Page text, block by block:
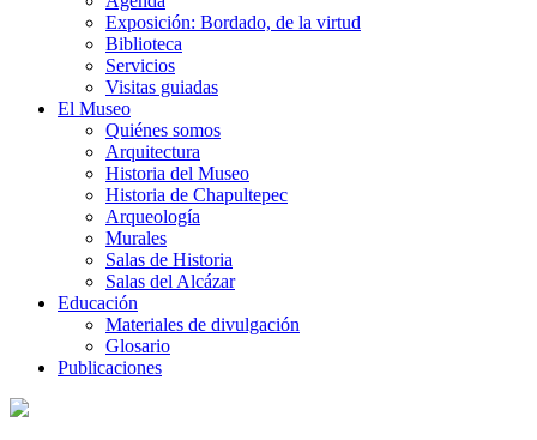
Exposición: Bordado, de la virtud
Biblioteca
Servicios
Visitas guiadas
El Museo
Quiénes somos
Arquitectura
Historia del Museo
Historia de Chapultepec
Arqueología
Murales
Salas de Historia
Salas del Alcázar
Educación
Materiales de divulgación
Glosario
Publicaciones